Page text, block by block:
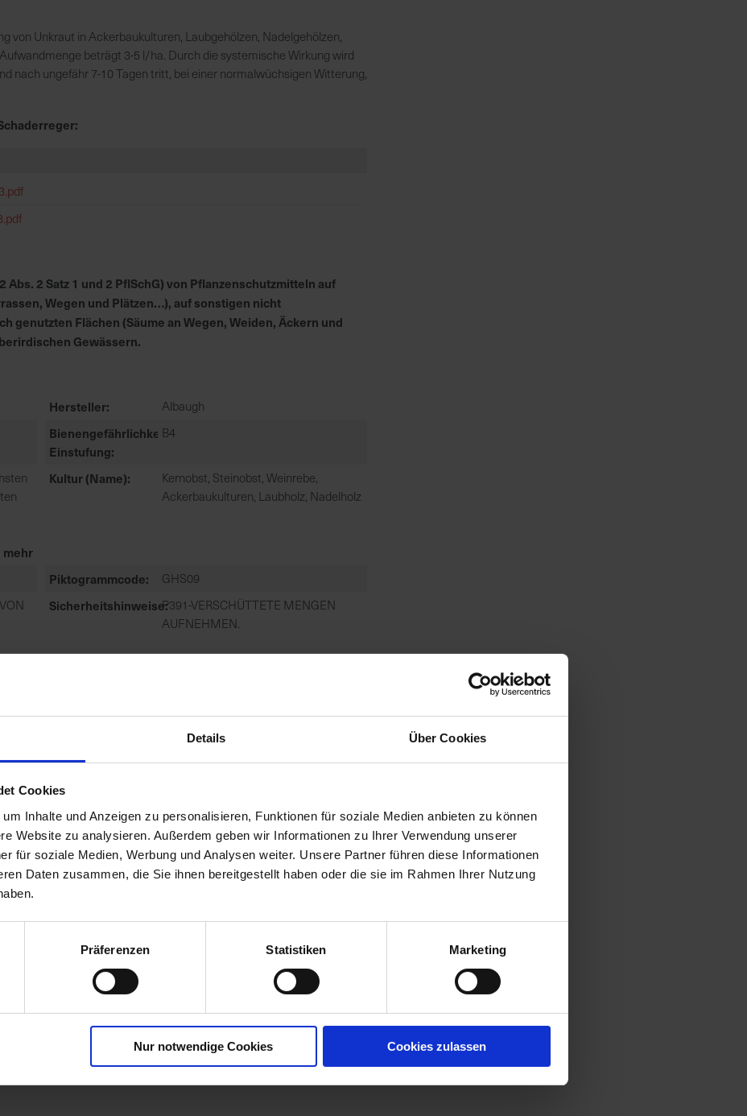
Details Über Cookies
Cookies
Inhalte und Anzeigen zu personalisieren, Funktionen für soziale Medien anbieten zu können
Website zu analysieren. Außerdem geben wir Informationen zu Ihrer Verwendung unserer
für soziale Medien, Werbung und Analysen weiter. Unsere Partner führen diese Informationen
Daten zusammen, die Sie ihnen bereitgestellt haben oder die sie im Rahmen Ihrer Nutzung
Präferenzen Statistiken Marketing
Nur notwendige Cookies Cookies zulassen
von Unkraut in Ackerbaukulturen, Laubgehölzen, Nadelgehölzen,
beträgt 3-5 l/ha. Durch die systemische Wirkung wird
nach ungefähr 7-10 Tagen tritt, bei einer normalwüchsigen Witterung,
2 Satz 1 und 2 PflSchG) von Pflanzenschutzmitteln auf
Wegen und Plätzen…), auf sonstigen nicht
Flächen (Säume an Wegen, Weiden, Äckern und
Gewässern.
Hersteller Albaugh
Bienengefährlichkeit
Einstufung
B4
mehr
Kultur (Name)
Kernobst, Steinobst, Weinrebe,
Ackerbaukulturen, Laubholz, Nadelholz
Piktogrammcode GHS09
mehr
SicherheitshinweiseP391-VERSCHÜTTETE MENGEN
AUFNEHMEN.
23.02.2024
Schaderreger
ZU
mehr